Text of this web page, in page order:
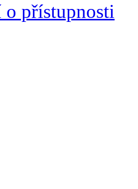
o přístupnosti